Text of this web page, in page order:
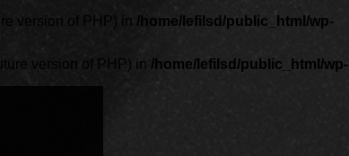
version of PHP) in /home/lefilsd/public_html/wp-
version of PHP) in /home/lefilsd/public_html/wp-